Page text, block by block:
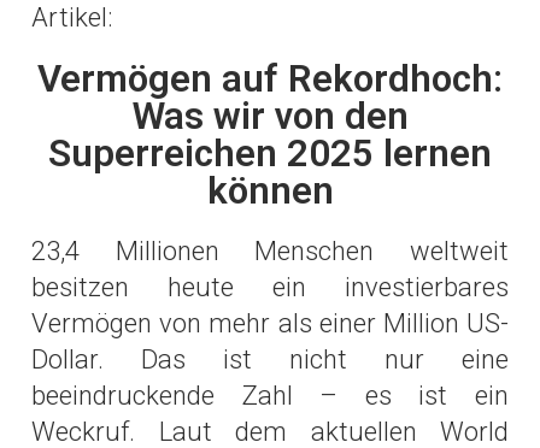
Artikel:
Vermögen auf Rekordhoch:
Was wir von den
Superreichen 2025 lernen
können
23,4 Millionen Menschen weltweit
besitzen heute ein investierbares
Vermögen von mehr als einer Million US-
Dollar. Das ist nicht nur eine
beeindruckende Zahl – es ist ein
Weckruf. Laut dem aktuellen World